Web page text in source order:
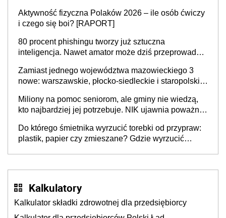
sprawy
Aktywność fizyczna Polaków 2026 – ile osób ćwiczy
i czego się boi? [RAPORT]
80 procent phishingu tworzy już sztuczna
inteligencja. Nawet amator może dziś przeprowadzić
Zamiast jednego województwa mazowieckiego 3
nowe: warszawskie, płocko-siedleckie i staropolskie.
stołecznych
Miliony na pomoc seniorom, ale gminy nie wiedzą,
kto najbardziej jej potrzebuje. NIK ujawnia poważną
Do którego śmietnika wyrzucić torebki od przypraw:
plastik, papier czy zmieszane? Gdzie wyrzucić
Kalkulatory
Kalkulator składki zdrowotnej dla przedsiębiorcy